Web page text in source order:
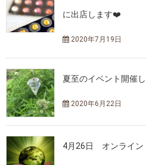
に出店します❤️
2020年7月19日
夏至のイベント開催
2020年6月22日
4月26日 オンライン